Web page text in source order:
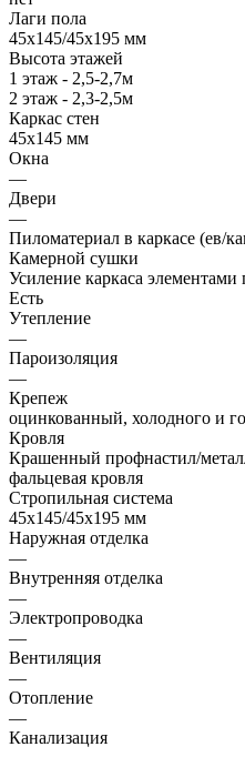
Лаги пола
45х145/45х195 мм
Высота этажей
1 этаж - 2,5-2,7м
2 этаж - 2,3-2,5м
Каркас стен
45х145 мм
Окна
—
Двери
—
Пиломатериал в каркасе (ев/
Камерной сушки
Усиление каркаса элементами
Есть
Утепление
—
Пароизоляция
—
Крепеж
оцинкованный, холодного и
Кровля
Крашенный профнастил/
фальцевая кровля
Стропильная система
45х145/45х195 мм
Наружная отделка
—
Внутренняя отделка
—
Электропроводка
—
Вентиляция
—
Отопление
—
Канализация